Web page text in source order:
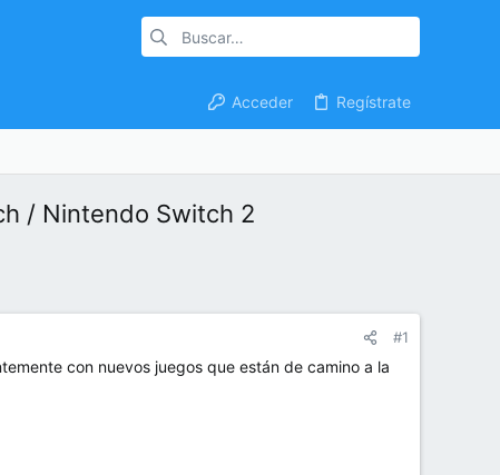
Acceder Regístrate
/ Nintendo Switch 2
#1
con nuevos juegos que están de camino a la